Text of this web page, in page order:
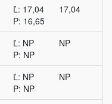
Ľ: 17,04
P: 16,65
17,04
Ľ: NP
P: NP
NP
Ľ: NP
P: NP
NP